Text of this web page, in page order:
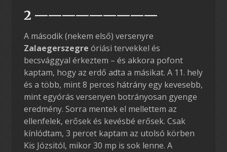
2 —————————
A második (nekem első) versenyre
Zalaegerszegre óriási tervekkel és
becsvággyal érkeztem – és akkora pofont
kaptam, hogy az erdő adta a másikat. A 11. hely
és a több, mint 8 perces hátrány egy kevesebb,
mint egyórás versenyen botrányosan gyenge
eredmény. Sorra mentek el mellettem az
ellenfelek, erősek és kevésbé erősek. Csak
kínlódtam, 3 percet kaptam az utolsó körben
Kis Józsitól, mikor 30 mp is sok lenne. A